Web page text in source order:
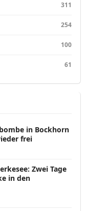
311
254
100
61
in Bockhorn
frei
Zwei Tage
in den